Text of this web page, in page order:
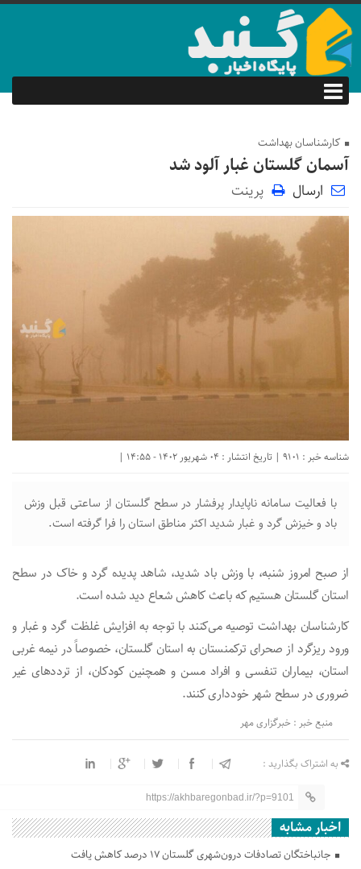
کارشناسان بهداشت
آسمان گلستان غبار آلود شد
ارسال پرینت
شناسه خبر : 9101 | تاریخ انتشار : 04 شهریور 1402 - 14:55 |
با فعالیت سامانه ناپایدار پرفشار در سطح گلستان از ساعتی قبل وزش
باد و خیزش گرد و غبار شدید اکثر مناطق استان را فرا گرفته است.
از صبح امروز شنبه، با وزش باد شدید، شاهد پدیده گرد و خاک در سطح
استان گلستان هستیم که باعث کاهش شعاع دید شده است.
کارشناسان بهداشت توصیه می‌کنند با توجه به افزایش غلظت گرد و غبار و
ورود ریزگرد از صحرای ترکمنستان به استان گلستان، خصوصاً در نیمه غربی
استان، بیماران تنفسی و افراد مسن و همچنین کودکان، از ترددهای غیر
ضروری در سطح شهر خودداری کنند.
منبع خبر : خبرگزاری مهر
به اشتراک بگذارید :
https://akhbaregonbad.ir/?p=9101
اخبار مشابه
جانباختگان تصادفات درون‌شهری گلستان ۱۷ درصد کاهش یافت